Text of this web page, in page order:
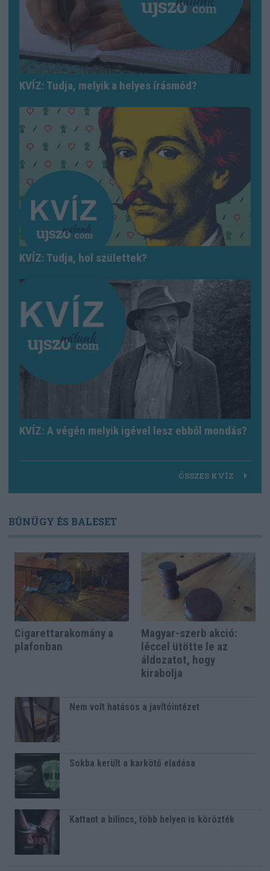
KVÍZ: Tudja, melyik a helyes írásmód?
KVÍZ: Tudja, hol születtek?
KVÍZ: A végén melyik igével lesz ebből mondás?
ÖSSZES KVÍZ
BŰNÜGY ÉS BALESET
Cigarettarakomány a
plafonban
Magyar-szerb akció:
léccel ütötte le az
áldozatot, hogy
kirabolja
Nem volt hatásos a javítóintézet
Sokba került a karkötő eladása
Kattant a bilincs, több helyen is körözték